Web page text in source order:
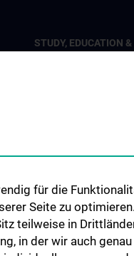
STUDY, EDUCATION
Doktoratsprogramm -
Epidemiology
KPJ Public Health
für die
Seite zu
teilweise in
in der wir auch